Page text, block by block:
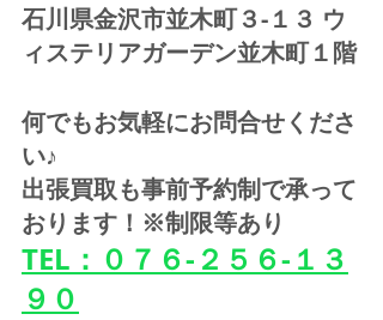
石川県金沢市並木町３-１３ ウ
ィステリアガーデン並木町１階
何でもお気軽にお問合せくださ
い♪
出張買取も事前予約制で承って
おります！※制限等あり
TEL：０７６-２５６-１３
９０